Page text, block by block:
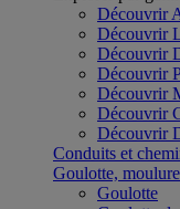
Découvrir
Découvrir
Découvrir
Découvrir
Découvrir
Découvrir
Découvrir
Conduits et
Goulotte,
Goulotte